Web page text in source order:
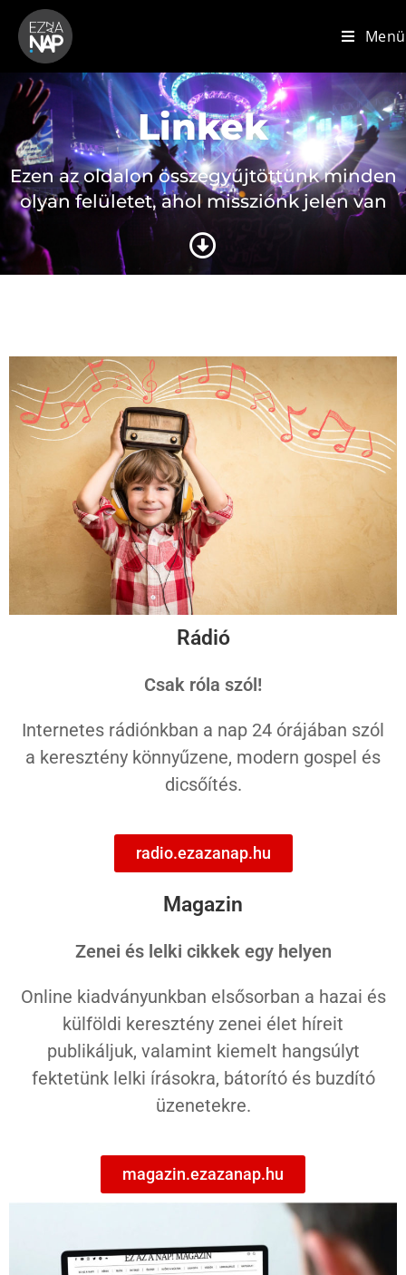
Menü
Linkek
Ezen az oldalon összegyűjtöttünk minden
olyan felületet, ahol missziónk jelen van
Rádió
Csak róla szól!
Internetes rádiónkban a nap 24 órájában szól
a keresztény könnyűzene, modern gospel és
dicsőítés.
radio.ezazanap.hu
Magazin
Zenei és lelki cikkek egy helyen
Online kiadványunkban elsősorban a hazai és
külföldi keresztény zenei élet híreit
publikáljuk, valamint kiemelt hangsúlyt
fektetünk lelki írásokra, bátorító és buzdító
üzenetekre.
magazin.ezazanap.hu